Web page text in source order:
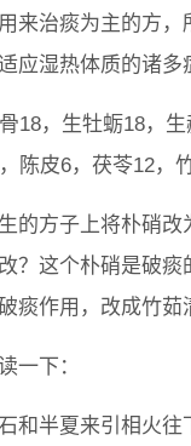
来治痰为主的方，
应湿热体质的诸多
18，生牡蛎18，生
陈皮6，茯苓12，竹
的方子上将朴硝改
？这个朴硝是破痰
痰作用，改成竹茹
一下：
和半夏来引相火往